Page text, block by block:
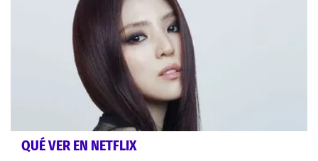
QUÉ VER EN NETFLIX